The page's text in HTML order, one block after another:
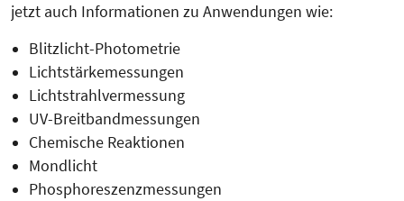
jetzt auch In­for­ma­tionen zu Anwendungen wie:
Blitzlicht-Photometrie
Lichtstärkemessungen
Lichtstrahlvermessung
UV-Breitbandmessungen
Chemische Reaktionen
Mondlicht
Phosphoreszenzmessungen